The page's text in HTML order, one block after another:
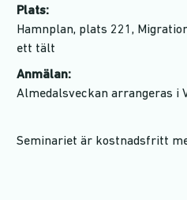
Plats:
Hamnplan, plats 221,
ett tält
Anmälan:
Almedalsveckan arrangeras i
Seminariet är kostnadsfritt